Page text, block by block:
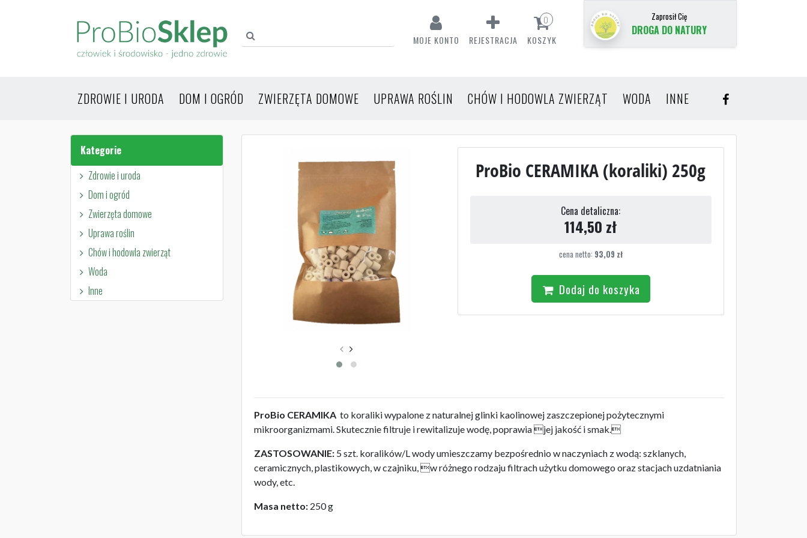
MOJE KONTO REJESTRACJA KOSZYK
0 Zaprosił Cię
DROGA DO NATURY
ZDROWIE I URODA DOM I OGRÓD ZWIERZĘTA DOMOWE UPRAWA ROŚLIN CHÓW I HODOWLA ZWIERZĄT WODA INNE
Kategorie
Zdrowie i uroda
Dom i ogród
Zwierzęta domowe
Uprawa roślin
Chów i hodowla zwierząt
Woda
Inne
ProBio CERAMIKA (koraliki) 250g
Cena detaliczna:
114,50 zł
cena netto: 93,09 zł
Dodaj do koszyka
ProBio CERAMIKA to koraliki wypalone z naturalnej glinki kaolinowej zaszczepionej pożytecznymi
mikroorganizmami. Skutecznie filtruje i rewitalizuje wodę, poprawia jej jakość i smak.
ZASTOSOWANIE: 5 szt. koralików/L wody umieszczamy bezpośrednio w naczyniach z wodą: szklanych,
ceramicznych, plastikowych, w czajniku, w różnego rodzaju filtrach użytku domowego oraz stacjach uzdatniania
wody, etc.
Masa netto: 250 g